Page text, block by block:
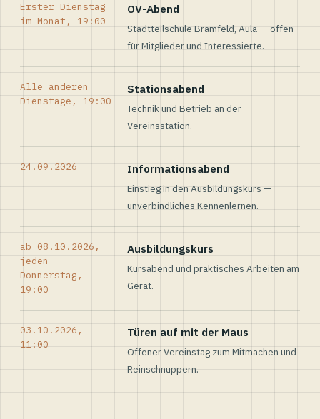
Erster Dienstag
im Monat, 19:00
OV-Abend
Stadtteilschule Bramfeld, Aula — offen
für Mitglieder und Interessierte.
Alle anderen
Dienstage, 19:00
Stationsabend
Technik und Betrieb an der
Vereinsstation.
24.09.2026 Informationsabend
Einstieg in den Ausbildungskurs —
unverbindliches Kennenlernen.
ab 08.10.2026,
jeden
Donnerstag,
19:00
Ausbildungskurs
Kursabend und praktisches Arbeiten am
Gerät.
03.10.2026,
11:00
Türen auf mit der Maus
Offener Vereinstag zum Mitmachen und
Reinschnuppern.